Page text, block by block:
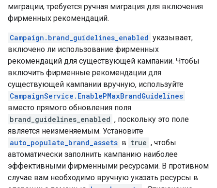
миграции, требуется ручная миграция для включения
фирменных рекомендаций.
Campaign.brand_guidelines_enabled указывает,
включено ли использование фирменных
рекомендаций для существующей кампании. Чтобы
включить фирменные рекомендации для
существующей кампании вручную, используйте
CampaignService.EnablePMaxBrandGuidelines
вместо прямого обновления поля
brand_guidelines_enabled , поскольку это поле
является неизменяемым. Установите
auto_populate_brand_assets в true , чтобы
автоматически заполнить кампанию наиболее
эффективными фирменными ресурсами. В противном
случае вам необходимо вручную указать ресурсы в